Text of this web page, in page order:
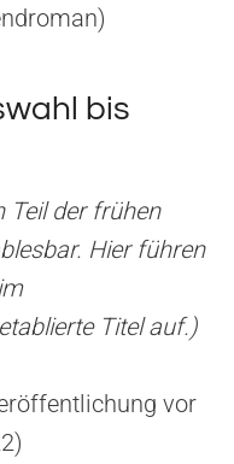
bis
Teil der frühen
Hier führen
Titel auf.)
vor